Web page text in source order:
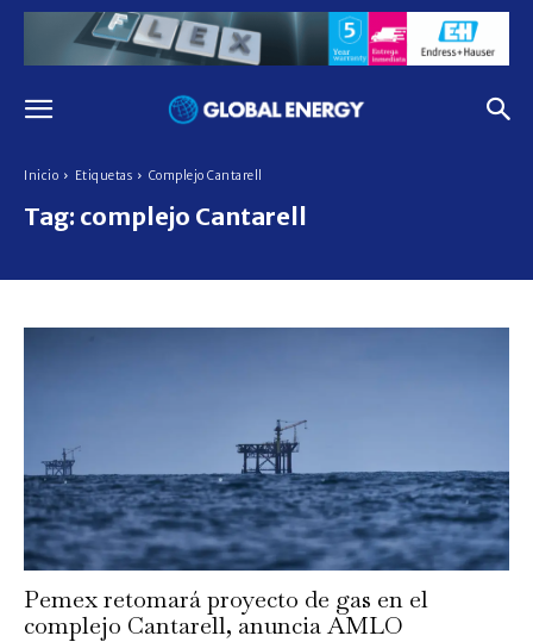
Inicio Etiquetas Complejo Cantarell
Tag: complejo Cantarell
Pemex retomará proyecto de gas en el
complejo Cantarell, anuncia AMLO